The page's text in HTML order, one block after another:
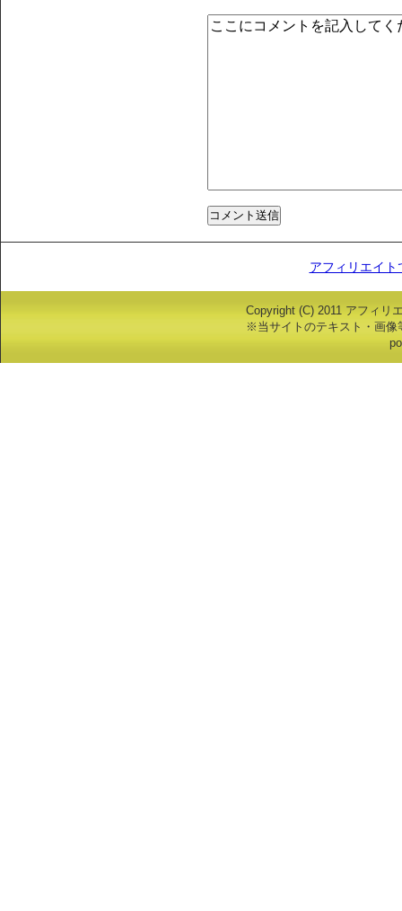
アフィリエイ
Copyright (C) 2011 アフィリ
※当サイトのテキスト・画像